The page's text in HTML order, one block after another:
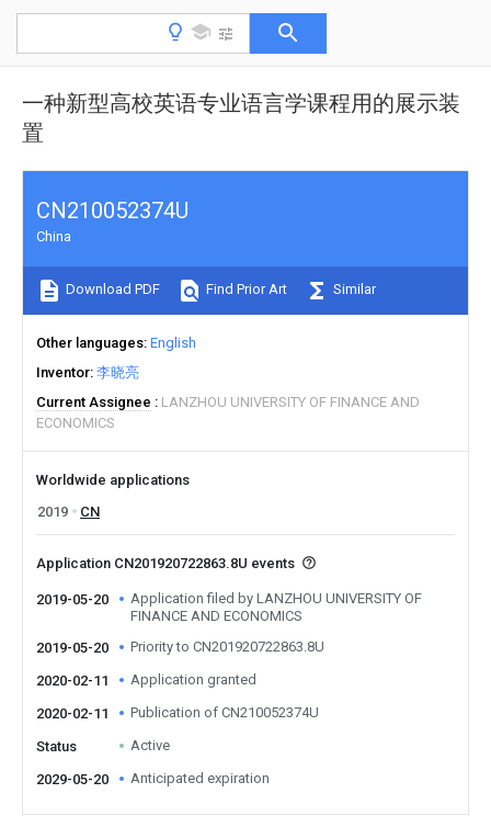
一种新型高校英语专业语言学课程用的展示装
置
CN210052374U
China
Download PDF Find Prior Art Similar
Other languages English
Inventor 李晓亮
Current Assignee
LANZHOU UNIVERSITY OF FINANCE AND
ECONOMICS
Worldwide applications
2019
CN
Application CN201920722863.8U events
2019-05-20
Application filed by LANZHOU UNIVERSITY OF
FINANCE AND ECONOMICS
2019-05-20
Priority to CN201920722863.8U
2020-02-11 Application granted
2020-02-11 Publication of CN210052374U
Status Active
2029-05-20 Anticipated expiration